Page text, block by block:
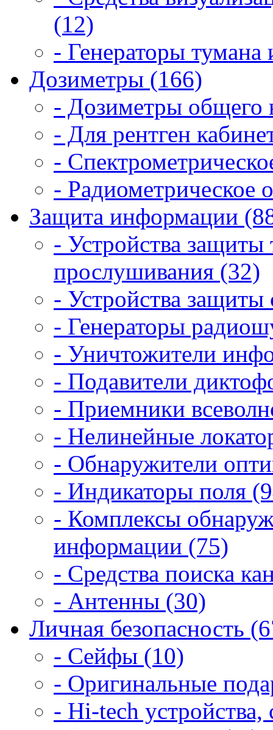
(12)
- Генераторы
Дозиметры (166)
- Дозиметры общего
- Для рентген
-
- Радиометрическое
Защита информации
- Устройства
прослушивания (32)
- Устройства
- Генераторы
- Уничтожители
- Подавители
- Приемники
- Нелинейные
- Обнаружители
- Индикаторы поля
- Комплексы
информации (75)
- Средства поиска
- Антенны (30)
Личная безопасность
- Сейфы (10)
- Оригинальные
- Hi-tech